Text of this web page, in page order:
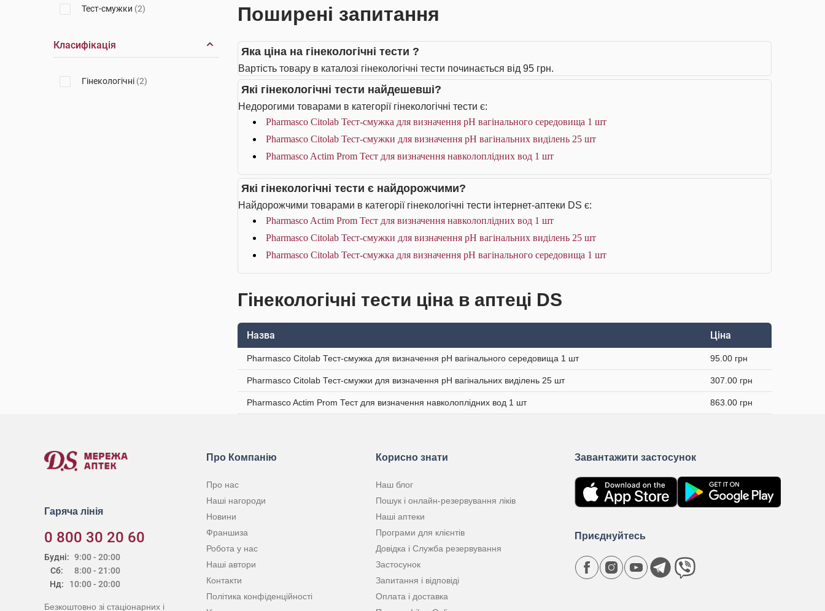
Тест-смужки (2)
Класифікація
Гінекологічні (2)
Поширені запитання
Яка ціна на гінекологічні тести ?
Вартість товару в каталозі гінекологічні тести починається від 95 грн.
Які гінекологічні тести найдешевші?
Недорогими товарами в категорії гінекологічні тести є:
Pharmasco Citolab Тест-смужка для визначення pH вагінального середовища 1 шт
Pharmasco Citolab Тест-смужки для визначення pH вагінальних виділень 25 шт
Pharmasco Actim Prom Тест для визначення навколоплідних вод 1 шт
Які гінекологічні тести є найдорожчими?
Найдорожчими товарами в категорії гінекологічні тести інтернет-аптеки DS є:
Pharmasco Actim Prom Тест для визначення навколоплідних вод 1 шт
Pharmasco Citolab Тест-смужки для визначення pH вагінальних виділень 25 шт
Pharmasco Citolab Тест-смужка для визначення pH вагінального середовища 1 шт
Гінекологічні тести ціна в аптеці DS
Назва Ціна
Pharmasco Citolab Тест-смужка для визначення pH вагінального середовища 1 шт 95.00 грн
Pharmasco Citolab Тест-смужки для визначення pH вагінальних виділень 25 шт 307.00 грн
Pharmasco Actim Prom Тест для визначення навколоплідних вод 1 шт 863.00 грн
Гаряча лінія
0 800 30 20 60
Будні:
Сб:
Нд:
9:00 - 20:00
8:00 - 21:00
10:00 - 20:00
Безкоштовно зі стаціонарних і
Про Компанію
Про нас
Наші нагороди
Новини
Франшиза
Робота у нас
Наші автори
Контакти
Політика конфіденційності
Корисно знати
Наш блог
Пошук і онлайн-резервування ліків
Наші аптеки
Програми для клієнтів
Довідка і Служба резервування
Застосунок
Запитання і відповіді
Оплата і доставка
Завантажити застосунок
Приєднуйтесь